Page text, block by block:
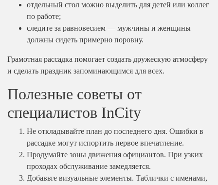
отдельный стол можно выделить для детей или коллег
по работе;
следите за равновесием — мужчины и женщины
должны сидеть примерно поровну.
Грамотная рассадка помогает создать дружескую атмосферу
и сделать праздник запоминающимся для всех.
Полезные советы от
специалистов InCity
Не откладывайте план до последнего дня. Ошибки в
рассадке могут испортить первое впечатление.
Продумайте зоны движения официантов. При узких
проходах обслуживание замедляется.
Добавьте визуальные элементы. Таблички с именами,